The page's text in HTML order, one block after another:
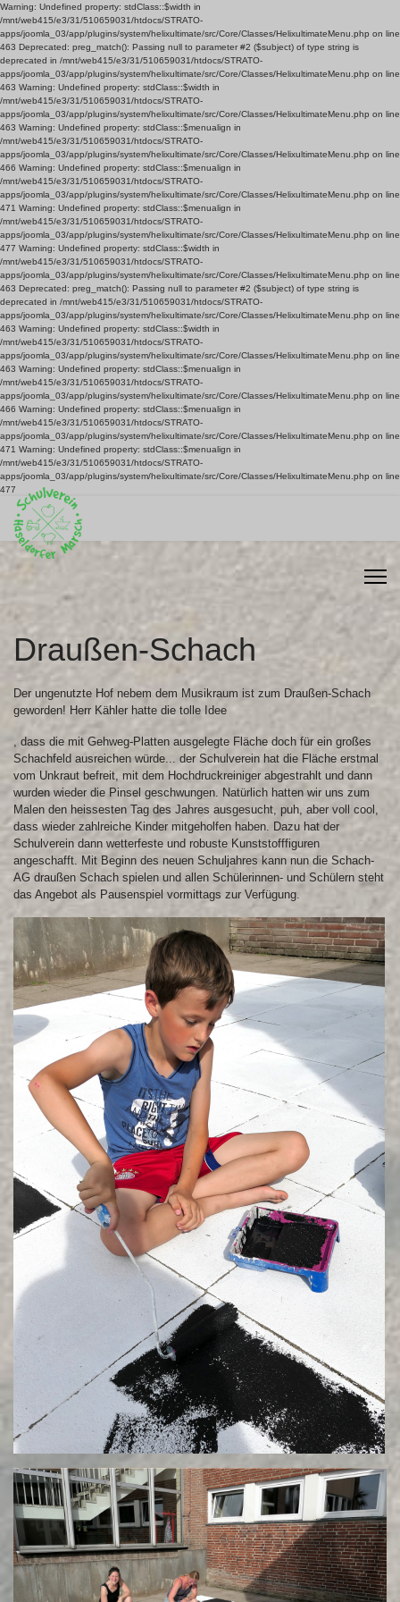
Warning: Undefined property: stdClass::$width in
/mnt/web415/e3/31/510659031/htdocs/STRATO-
apps/joomla_03/app/plugins/system/helixultimate/src/Core/Classes/HelixultimateMenu.php on line
463 Deprecated: preg_match(): Passing null to parameter #2 ($subject) of type string is
deprecated in /mnt/web415/e3/31/510659031/htdocs/STRATO-
apps/joomla_03/app/plugins/system/helixultimate/src/Core/Classes/HelixultimateMenu.php on line
463 Warning: Undefined property: stdClass::$width in
/mnt/web415/e3/31/510659031/htdocs/STRATO-
apps/joomla_03/app/plugins/system/helixultimate/src/Core/Classes/HelixultimateMenu.php on line
463 Warning: Undefined property: stdClass::$menualign in
/mnt/web415/e3/31/510659031/htdocs/STRATO-
apps/joomla_03/app/plugins/system/helixultimate/src/Core/Classes/HelixultimateMenu.php on line
466 Warning: Undefined property: stdClass::$menualign in
/mnt/web415/e3/31/510659031/htdocs/STRATO-
apps/joomla_03/app/plugins/system/helixultimate/src/Core/Classes/HelixultimateMenu.php on line
471 Warning: Undefined property: stdClass::$menualign in
/mnt/web415/e3/31/510659031/htdocs/STRATO-
apps/joomla_03/app/plugins/system/helixultimate/src/Core/Classes/HelixultimateMenu.php on line
477 Warning: Undefined property: stdClass::$width in
/mnt/web415/e3/31/510659031/htdocs/STRATO-
apps/joomla_03/app/plugins/system/helixultimate/src/Core/Classes/HelixultimateMenu.php on line
463 Deprecated: preg_match(): Passing null to parameter #2 ($subject) of type string is
deprecated in /mnt/web415/e3/31/510659031/htdocs/STRATO-
apps/joomla_03/app/plugins/system/helixultimate/src/Core/Classes/HelixultimateMenu.php on line
463 Warning: Undefined property: stdClass::$width in
/mnt/web415/e3/31/510659031/htdocs/STRATO-
apps/joomla_03/app/plugins/system/helixultimate/src/Core/Classes/HelixultimateMenu.php on line
463 Warning: Undefined property: stdClass::$menualign in
/mnt/web415/e3/31/510659031/htdocs/STRATO-
apps/joomla_03/app/plugins/system/helixultimate/src/Core/Classes/HelixultimateMenu.php on line
466 Warning: Undefined property: stdClass::$menualign in
/mnt/web415/e3/31/510659031/htdocs/STRATO-
apps/joomla_03/app/plugins/system/helixultimate/src/Core/Classes/HelixultimateMenu.php on line
471 Warning: Undefined property: stdClass::$menualign in
/mnt/web415/e3/31/510659031/htdocs/STRATO-
apps/joomla_03/app/plugins/system/helixultimate/src/Core/Classes/HelixultimateMenu.php on line
477
Draußen-Schach
Der ungenutzte Hof nebem dem Musikraum ist zum Draußen-Schach
geworden! Herr Kähler hatte die tolle Idee
, dass die mit Gehweg-Platten ausgelegte Fläche doch für ein großes
Schachfeld ausreichen würde... der Schulverein hat die Fläche erstmal
vom Unkraut befreit, mit dem Hochdruckreiniger abgestrahlt und dann
wurden wieder die Pinsel geschwungen. Natürlich hatten wir uns zum
Malen den heissesten Tag des Jahres ausgesucht, puh, aber voll cool,
dass wieder zahlreiche Kinder mitgeholfen haben. Dazu hat der
Schulverein dann wetterfeste und robuste Kunststofffiguren
angeschafft. Mit Beginn des neuen Schuljahres kann nun die Schach-
AG draußen Schach spielen und allen Schülerinnen- und Schülern steht
das Angebot als Pausenspiel vormittags zur Verfügung.